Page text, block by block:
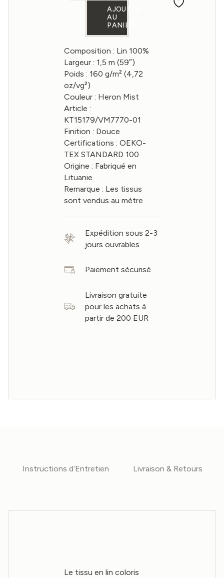
AJOUTER
AU
PANIER
Composition : Lin 100%
Largeur : 1,5 m (59″)
Poids : 160 g/m² (4,72
oz/vg²)
Couleur : Heron Mist
Article :
KT15179/VM7770-01
Finition : Douce
Certifications : OEKO-
TEX STANDARD 100
Origine : Fabriqué en
Lituanie
Remarque : Les tissus
sont vendus au mètre
Expédition sous 2-3
jours ouvrables
Paiement sécurisé
Livraison gratuite
pour les achats à
partir de 200 EUR
Instructions d’Entretien Livraison & Retours
Le tissu en lin coloris